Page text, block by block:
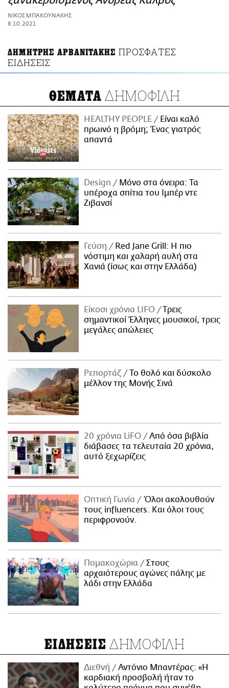
ΑΜΠΑ
PRINT
ΝΙΚΟΣ ΜΠΑΚΟΥΝΑΚΗΣ
8.10.2021
ΔΗΜΗΤΡΗΣ ΑΡΒΑΝΙΤΑΚΗΣ ΠΡΟΣΦΑΤΕΣ
ΕΙΔΗΣΕΙΣ
ΘΕΜΑΤΑ ΔΗΜΟΦΙΛΗ
HEALTHY PEOPLE
Είναι καλό
πρωινό η βρόμη; Ένας γιατρός
απαντά
Design
Μόνο στα όνειρα: Τα
υπέροχα σπίτια του Ιμπέρ ντε
Ζιβανσί
Γεύση
Red Jane Grill: Η πιο
νόστιμη και χαλαρή αυλή στα
Χανιά (ίσως και στην Ελλάδα)
Είκοσι χρόνια LIFO
Tρεις
σημαντικοί Έλληνες μουσικοί, τρεις
μεγάλες απώλειες
Ρεπορτάζ
Το θολό και δύσκολο
μέλλον της Μονής Σινά
20 χρόνια LiFO
Από όσα βιβλία
διάβασες τα τελευταία 20 χρόνια,
αυτό ξεχωρίζεις
Οπτική Γωνία
Όλοι ακολουθούν
τους influencers. Και όλοι τους
περιφρονούν.
Πομακοχώρια
Στους
αρχαιότερους αγώνες πάλης με
λάδι στην Ελλάδα
ΕΙΔΗΣΕΙΣ ΔΗΜΟΦΙΛΗ
Διεθνή
Αντόνιο Μπαντέρας: «Η
καρδιακή προσβολή ήταν το